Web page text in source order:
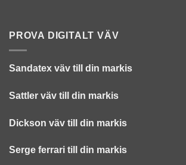
PROVA DIGITALT VÄV
Sandatex väv till din markis
Sattler väv till din markis
Dickson väv till din markis
Serge ferrari till din markis